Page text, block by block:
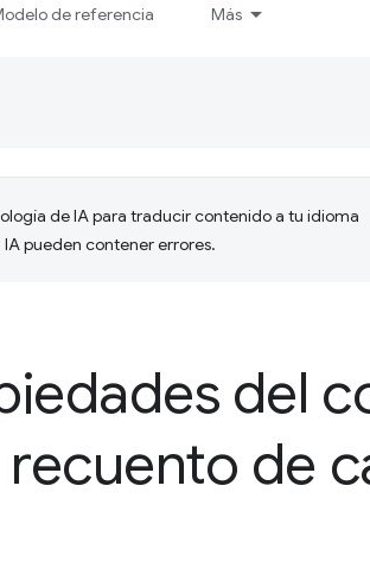
de referencia Más
de IA para traducir contenido a tu idioma
pueden contener errores.
del
de